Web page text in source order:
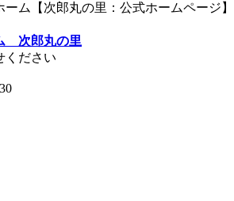
ム【次郎丸の里：公式ホームページ】
ください